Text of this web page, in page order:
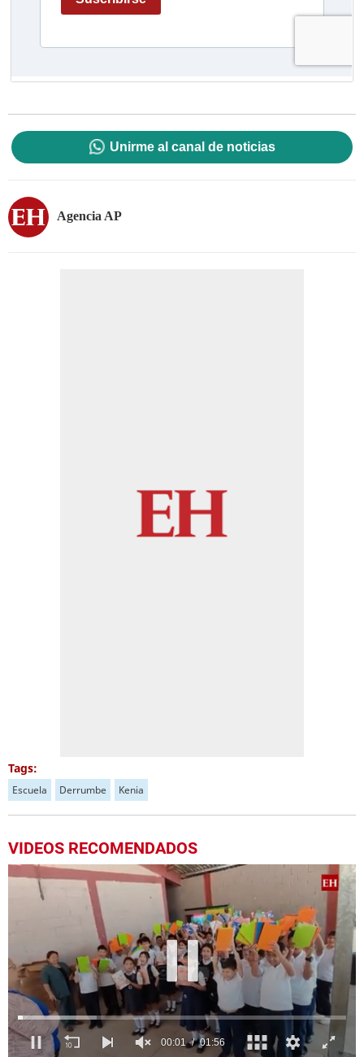
Unirme al canal de noticias
Agencia AP
Tags:
Escuela Derrumbe Kenia
VIDEOS RECOMENDADOS